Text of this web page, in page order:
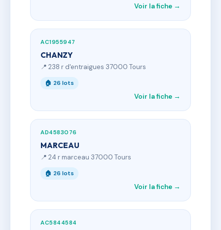
Voir la fiche →
AC1955947
CHANZY
📍 238 r d'entraigues 37000 Tours
🏠 26 lots
Voir la fiche →
AD4583076
MARCEAU
📍 24 r marceau 37000 Tours
🏠 26 lots
Voir la fiche →
AC5844584